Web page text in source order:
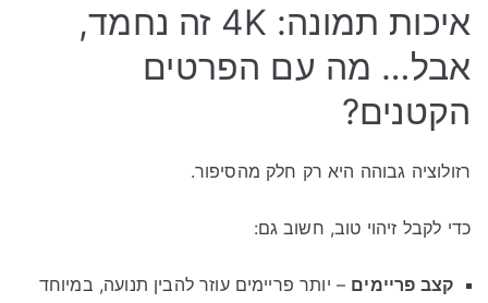
איכות תמונה: 4K זה נחמד,
אבל… מה עם הפרטים
הקטנים?
רזולוציה גבוהה היא רק חלק מהסיפור.
כדי לקבל זיהוי טוב, חשוב גם:
קצב פריימים – יותר פריימים עוזר להבין תנועה, במיוחד